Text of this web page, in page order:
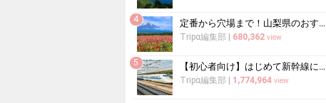
4 定番から穴場まで！山梨県のおすすめ観光スポット37選
Tripα編集部 680,362 view
5 【初心者向け】はじめて新幹線に乗る人必読！新幹線の乗り方をイチから徹底解説
Tripα編集部 1,774,964 view